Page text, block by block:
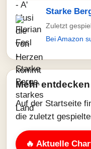
Starke
Zuletzt
Bei Amazon
Mehr entdecken
Auf der Startseite
die zuletzt
🔥 Aktuelle